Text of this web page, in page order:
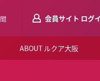
会員サイト ログ
ABOUT ルクア大阪